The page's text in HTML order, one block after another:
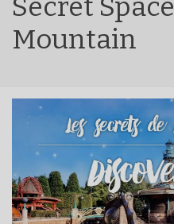
Secret Space
Mountain